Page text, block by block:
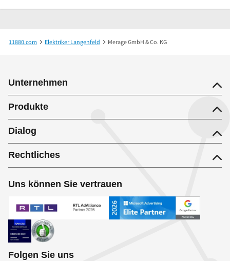
11880.com Elektriker Langenfeld Merage GmbH & Co. KG
Unternehmen
Produkte
Dialog
Rechtliches
Uns können Sie vertrauen
Folgen Sie uns